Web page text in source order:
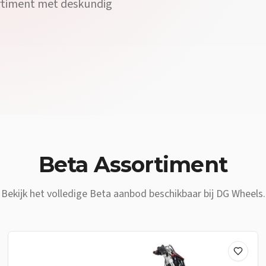
met deskundig
Beta Assortiment
Bekijk het volledige Beta aanbod beschikbaar bij DG Wheels.